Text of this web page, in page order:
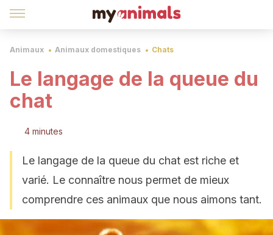
Animaux Animaux domestiques Chats
Le langage de la queue du
chat
4 minutes
Le langage de la queue du chat est riche et
varié. Le connaître nous permet de mieux
comprendre ces animaux que nous aimons tant.